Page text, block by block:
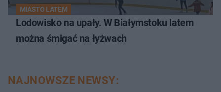
MIASTO LATEM
Lodowisko na upały. W Białymstoku latem
można śmigać na łyżwach
NAJNOWSZE NEWSY: